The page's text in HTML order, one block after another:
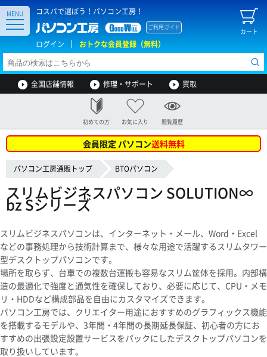
コスパで選ぼう！パソコン工房！
カート
ご利用ガイド
ログイン おトクな会員登録（無料）
MENU
全国店舗情報 修理・サポート 買取
初めての方 お気に入り 閲覧履歴
会員限定 パソコン送料無料
パソコン工房通販トップ BTOパソコン
スリムビジネスパソコン SOLUTION∞
bz Sシリーズ
スリムビジネスパソコンは、インターネット・メール、Word・Excel
などの事務処理から技術計算まで、様々な用途で活躍するスリムタワー
型デスクトップパソコンです。
場所を取らず、台車での複数台運搬も容易なスリム筐体を採用。内部構
造の最適化で強度と通気性を確保しており、必要に応じて、CPU・メモ
リ・HDDなど構成部品を自由にカスタマイズできます。
パソコン工房では、クリエイター用途におすすめのグラフィックス機能
を搭載するモデルや、3年間・4年間の長期延長保証、初心者の方にお
すすめの出張設定設置サービスをパックにしたデスクトップパソコンを
取り扱いしています。